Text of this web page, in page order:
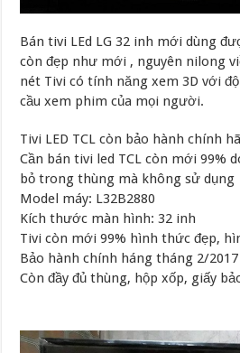
Bán tivi LEd LG 32 inh mới dùng
còn đẹp như mới , nguyên nilong
nét Tivi có tính năng xem 3D với
cầu xem phim của mọi người.
Tivi LED TCL còn bảo hành chính
Cần bán tivi led TCL còn mới 99%
bỏ trong thùng mà không sử dụng
Model máy: L32B2880
Kích thước màn hình: 32 inh
Tivi còn mới 99% hình thức đẹp,
Bảo hành chính háng tháng 2/2017
Còn đầy đủ thùng, hộp xốp, giấy